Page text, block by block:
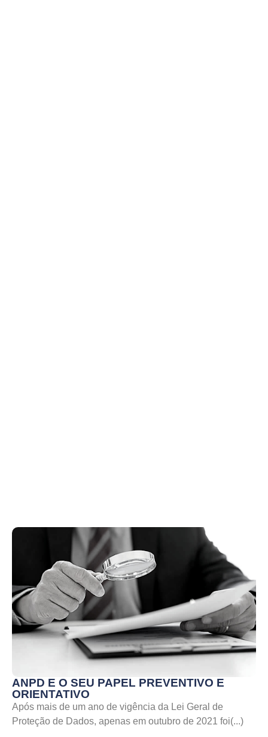
ANPD E O SEU PAPEL PREVENTIVO E
ORIENTATIVO
Após mais de um ano de vigência da Lei Geral de
Proteção de Dados, apenas em outubro de 2021 foi(...)